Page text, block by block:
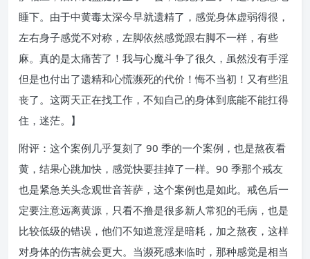
睡下。由于中黄毒太深今早就遗精了，感觉身体虚弱得很，
左右身子感觉不对称，左脚依然感觉跟右脚不一样，有些
麻。真的是太痛苦了！我与心魔斗争了很久，虽然没有手淫
但是也付出了遗精和心慌濒死的代价！悔不当初！又有些沮
丧了。这两天正在找工作，不知自己的身体到底能不能扛得
住，迷茫。】
附评：这个案例几乎复刻了 90 季的一个案例，也是熬夜看
黄，结果心跳加快，感觉快要挂掉了一样。90 季那个戒友
也是紧急关头念观世音菩萨，这个案例也是如此。戒色后一
定要注意远离黄源，只看不撸是很多新人常犯的毛病，也是
比较低级的错误，他们不知道意淫是暗耗，加之熬夜，这样
对身体的伤害就会更大。当濒死感来临时，那种感觉是相当